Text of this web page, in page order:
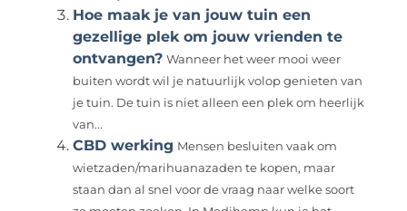
Hoe maak je van jouw tuin een
gezellige plek om jouw vrienden te
ontvangen? Wanneer het weer mooi weer
buiten wordt wil je natuurlijk volop genieten van
je tuin. De tuin is niet alleen een plek om heerlijk
van...
CBD werking Mensen besluiten vaak om
wietzaden/marihuanazaden te kopen, maar
staan ​​dan al snel voor de vraag naar welke soort